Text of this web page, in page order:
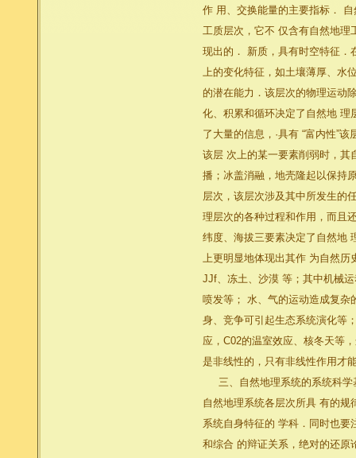
作 用、交换能量的主要指标．
工质层次，它不 仅含有自然地理
现出的． 新质，具有时空特征．
上的变化特征，如土壤薄厚、水
的潜在能力．该层次的物理运动
化、积累和循环决定了自然地 理
了大量的信息，·具有 “富内性”
该层 次上的某一要素削弱时，其
播；冰盖消融，地壳隆起以保持
层次，该层次涉及其中所发生的
理层次的各种过程和作用，而且
纬度、海拔三要素决定了自然地
上更明显地体现出其作 为自然历
JJf、冻土、沙漠 等；其中机械
喷发等； 水、气的运动造成复杂
身、竞争可引起生态系统演化等
应，C02的温室效应、核冬天等
是非线性的，只有非线性作用才
三、自然地理系统的系统科学
自然地理系统各层次所具 有的
系统自身特征的 学科．同时也
和综合 的辩证关系，绝对的还原